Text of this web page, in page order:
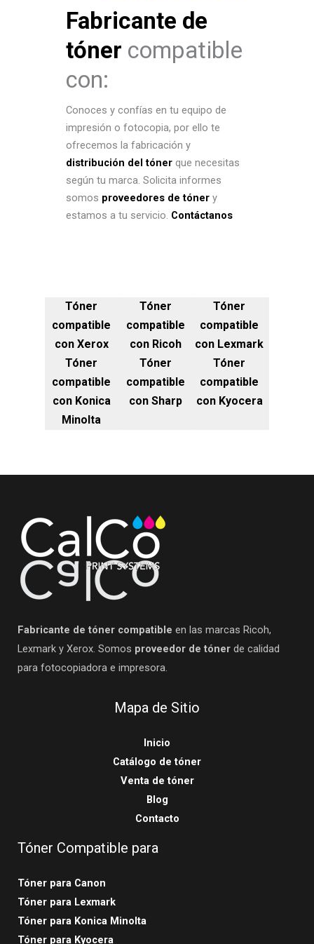
Fabricante de
tóner compatible
con:
Conoces y confías en tu equipo de
impresión o fotocopia, por ello te
ofrecemos la fabricación y
distribución del tóner que necesitas
según tu marca. Solicita informes
somos proveedores de tóner y
estamos a tu servicio. Contáctanos
Tóner
compatible
con Xerox
Tóner
compatible
con Ricoh
Tóner
compatible
con Lexmark
Tóner
compatible
con Konica
Minolta
Tóner
compatible
con Sharp
Tóner
compatible
con Kyocera
Fabricante de tóner compatible en las marcas Ricoh,
Lexmark y Xerox. Somos proveedor de tóner de calidad
para fotocopiadora e impresora.
Mapa de Sitio
Inicio
Catálogo de tóner
Venta de tóner
Blog
Contacto
Tóner Compatible para
Tóner para Canon
Tóner para Lexmark
Tóner para Konica Minolta
Tóner para Kyocera